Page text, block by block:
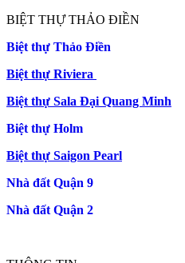
BIỆT THỰ THẢO ĐIỀN
Biệt thự Thảo Điền
Biệt thự Riviera
Biệt thự Sala Đại Quang Minh
Biệt thự Holm
Biệt thự Saigon Pearl
Nhà đất Quận 9
Nhà đất Quận 2